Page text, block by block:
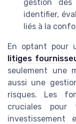
gestion
identifier,
liés à la
En optant pour
litiges
seulement une
aussi une
risques. Les
cruciales
investissement